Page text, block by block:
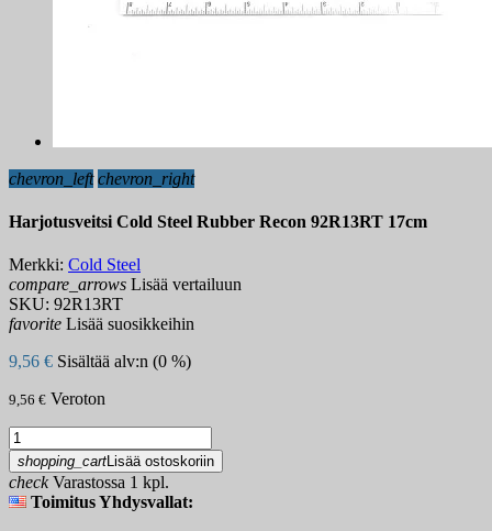
chevron_left chevron_right
Harjotusveitsi Cold Steel Rubber Recon 92R13RT 17cm
Merkki: Cold Steel
compare_arrows Lisää vertailuun
SKU: 92R13RT
favorite Lisää suosikkeihin
9,56 € Sisältää alv:n (0 %)
9,56 € Veroton
shopping_cartLisää ostoskoriin
checkVarastossa 1 kpl.
Toimitus Yhdysvallat: